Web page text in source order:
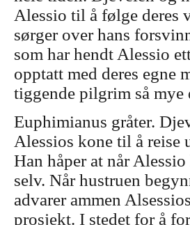
Alessio til å følge deres
sørger over hans
som har hendt Alessio
opptatt med deres egne
tiggende pilgrim så mye
Euphimianus gråter.
Alessios kone til å reise
Han håper at når
selv. Når hustruen
advarer ammen
prosjekt. I stedet for å